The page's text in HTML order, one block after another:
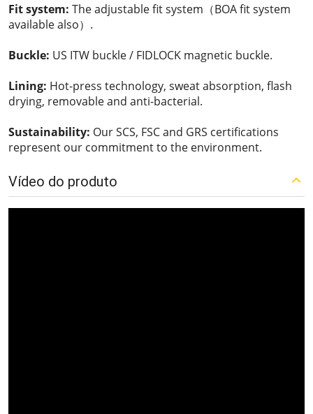
Fit system: The adjustable fit system（BOA fit system
available also）.
Buckle: US ITW buckle / FIDLOCK magnetic buckle.
Lining: Hot-press technology, sweat absorption, flash
drying, removable and anti-bacterial.
Sustainability: Our SCS, FSC and GRS certifications
represent our commitment to the environment.
Vídeo do produto